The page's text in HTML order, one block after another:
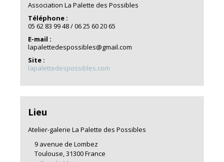
Association La Palette des Possibles
Téléphone :
05 62 83 99 48 / 06 25 60 20 65
E-mail :
lapalettedespossibles@gmail.com
Site :
lapalettedespossibles.com
Lieu
Atelier-galerie La Palette des Possibles
9 avenue de Lombez
Toulouse,31300France